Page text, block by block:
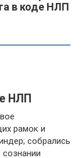
в коде НЛП
НЛП
рамок и
собрались